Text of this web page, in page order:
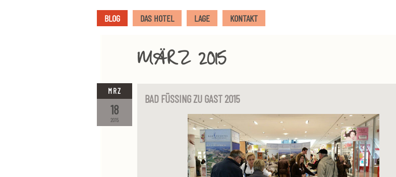
BLOG DAS HOTEL LAGE KONTAKT
MÄRZ 2015
2015
18
MRZ
BAD FÜSSING ZU GAST 2015